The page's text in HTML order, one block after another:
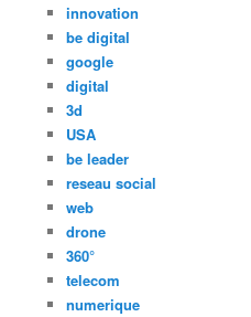
innovation
be digital
google
digital
3d
USA
be leader
reseau social
web
drone
360°
telecom
numerique